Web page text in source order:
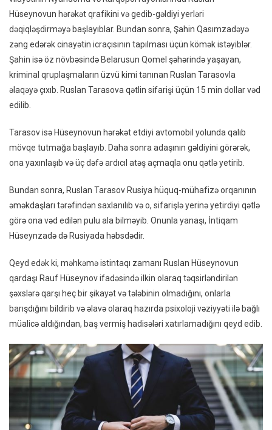
Hüseynovun hərəkət qrafikini və gedib-gəldiyi yerləri
dəqiqləşdirməyə başlayıblar. Bundan sonra, Şahin Qasımzadəyə
zəng edərək cinayətin icraçısının tapılması üçün kömək istəyiblər.
Şahin isə öz növbəsində Belarusun Qomel şəhərində yaşayan,
kriminal qruplaşmaların üzvü kimi tanınan Ruslan Tarasovla
əlaqəyə çıxıb. Ruslan Tarasova qətlin sifarişi üçün 15 min dollar vəd
edilib.
Tarasov isə Hüseynovun hərəkət etdiyi avtomobil yolunda qalıb
mövqe tutmağa başlayıb. Daha sonra adaşının gəldiyini görərək,
ona yaxınlaşıb və üç dəfə ardıcıl atəş açmaqla onu qətlə yetirib.
Bundan sonra, Ruslan Tarasov Rusiya hüquq-mühafizə orqanının
əməkdaşları tərəfindən saxlanılıb və o, sifarişlə yerinə yetirdiyi qətlə
görə ona vəd edilən pulu ala bilməyib. Onunla yanaşı, İntiqam
Hüseynzadə də Rusiyada həbsdədir.
Qeyd edək ki, məhkəmə istintaqı zamanı Ruslan Hüseynovun
qardaşı Rauf Hüseynov ifadəsində ilkin olaraq təqsirləndirilən
şəxslərə qarşı heç bir şikayət və tələbinin olmadığını, onlarla
barışdığını bildirib və əlavə olaraq hazırda psixoloji vəziyyəti ilə bağlı
müalicə aldığından, baş vermiş hadisələri xatırlamadığını qeyd edib.